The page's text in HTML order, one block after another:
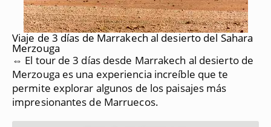
Viaje de 3 días de Marrakech al desierto del Sahara
Merzouga
⇔ El tour de 3 días desde Marrakech al desierto de
Merzouga es una experiencia increíble que te
permite explorar algunos de los paisajes más
impresionantes de Marruecos.